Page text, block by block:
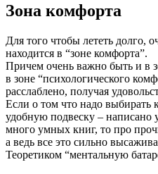
Зона комфорта
Для того чтобы лететь долго,
находится в “зоне комфорта”.
Причем очень важно быть и в
в зоне “психологического
расслаблено, получая
Если о том что надо выбирать
удобную подвеску – написано
много умных книг, то про
а ведь все это сильно
Теоретиком “ментальную